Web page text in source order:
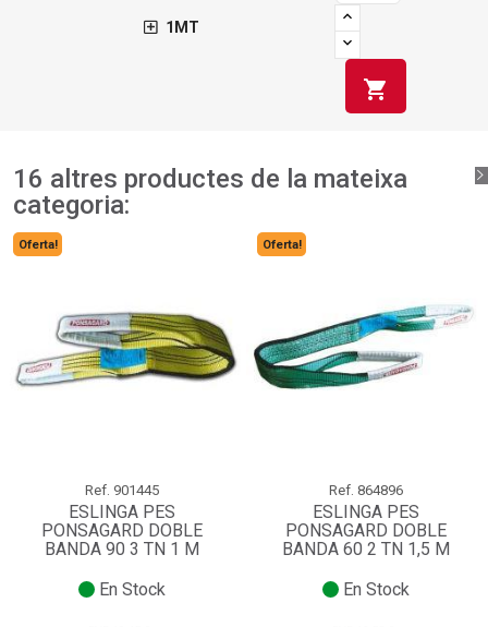
1MT
shopping_cart
16 altres productes de la mateixa
categoria:
Oferta!
Ref. 901445
ESLINGA PES
PONSAGARD DOBLE
BANDA 90 3 TN 1 M
En Stock
Oferta!
Ref. 864896
ESLINGA PES
PONSAGARD DOBLE
BANDA 60 2 TN 1,5 M
En Stock